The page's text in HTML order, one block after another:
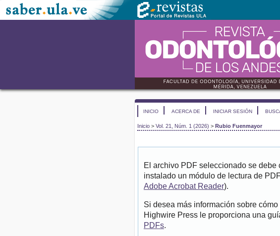
INICIO ACERCA DE INICIAR SESIÓN
Inicio > Vol. 21, Núm. 1 (2026) > Rubio Fuenmayor
El archivo PDF seleccionado se
instalado un módulo de lectura de
Adobe Acrobat Reader).
Si desea más información sobre
Highwire Press le proporciona una
PDFs.